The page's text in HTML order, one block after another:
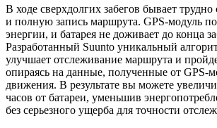
В ходе сверхдолгих забегов бывает
и полную запись маршрута. GPS-модуль
энергии, и батарея не доживает до конца
Разработанный Suunto уникальный
улучшает отслеживание маршрута и
опираясь на данные, полученные от GPS-
движения. В результате вы можете
часов от батареи, уменьшив
без серьезного ущерба для точности